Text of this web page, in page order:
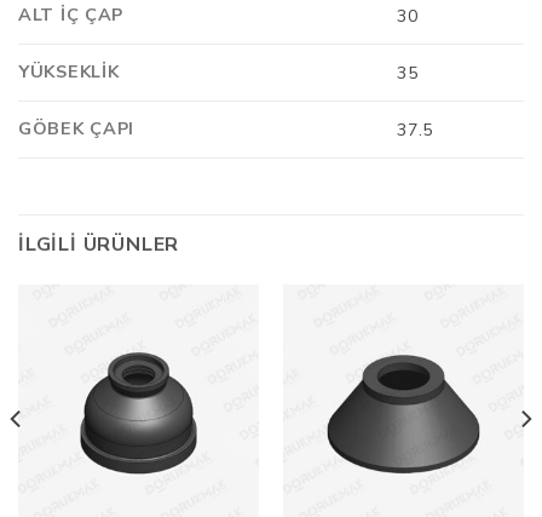
ALT İÇ ÇAP 30
YÜKSEKLIK 35
GÖBEK ÇAPI 37.5
İLGILI ÜRÜNLER